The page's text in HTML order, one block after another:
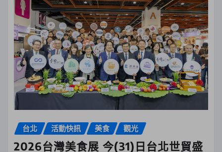
台北 活動快訊 美食 觀光
2026台灣美食展 今(31)日台北世貿盛